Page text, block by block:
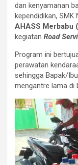
dan kenyamanan
kependidikan, SMK
AHASS Merbabu
kegiatan Road
Program ini
perawatan
sehingga Bapak/
mengantre lama di